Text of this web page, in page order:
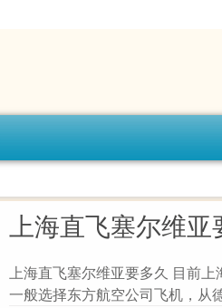
上海直飞塞尔维
上海直飞塞尔维亚要多久 目前
一般选择东方航空公司飞机，从